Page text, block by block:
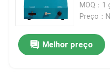
MOQ：1
Preço：
Melhor preço